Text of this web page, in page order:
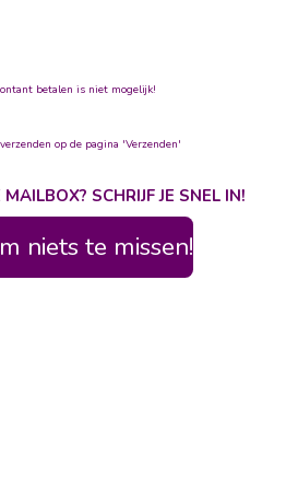
betalen is niet mogelijk!
op de pagina 'Verzenden'
SCHRIJF JE SNEL IN!
niets te missen!